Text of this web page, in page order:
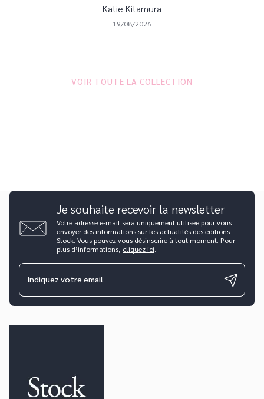
Katie Kitamura
19/08/2026
VOIR TOUTE LA COLLECTION
Je souhaite recevoir la newsletter
Votre adresse e-mail sera uniquement utilisée pour vous
envoyer des informations sur les actualités des éditions
Stock. Vous pouvez vous désinscrire à tout moment. Pour
plus d’informations, cliquez ici.
Indiquez votre email